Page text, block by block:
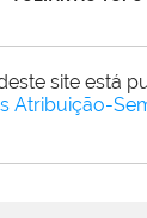
site está
Atribuição-